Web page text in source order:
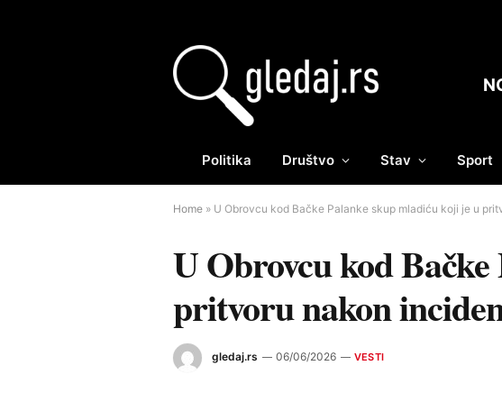
Politika Društvo Stav Sport
Home » U Obrovcu kod Bačke Palanke skup mladiću koji je u
U Obrovcu kod
pritvoru nakon
gledaj.rs 06/06/2026 VESTI